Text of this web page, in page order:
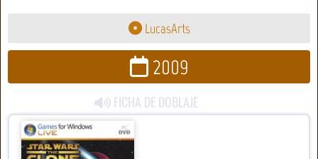
LucasArts
2009
FICHA DE DOBLAJE